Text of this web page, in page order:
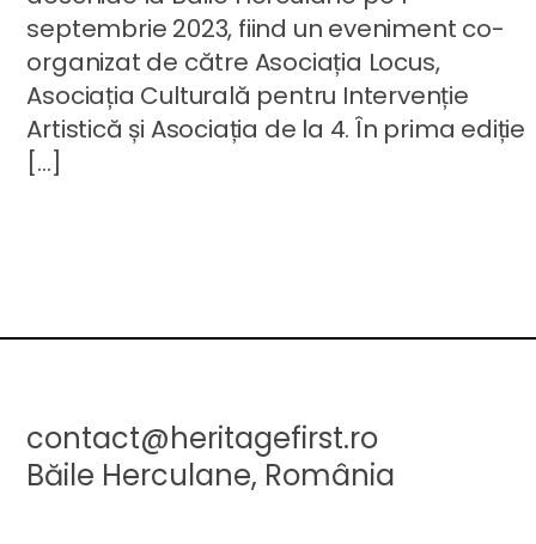
septembrie 2023, fiind un eveniment co-
organizat de către Asociația Locus,
Asociația Culturală pentru Intervenție
Artistică și Asociația de la 4. În prima ediție
[…]
contact@heritagefirst.ro
Băile Herculane, România